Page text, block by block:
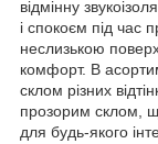
відмінну
і спокоєм під
неслизькою
комфорт. В
склом різних
прозорим склом,
для будь-якого